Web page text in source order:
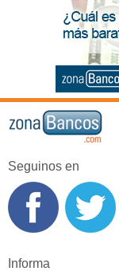
Seguinos en
Informa